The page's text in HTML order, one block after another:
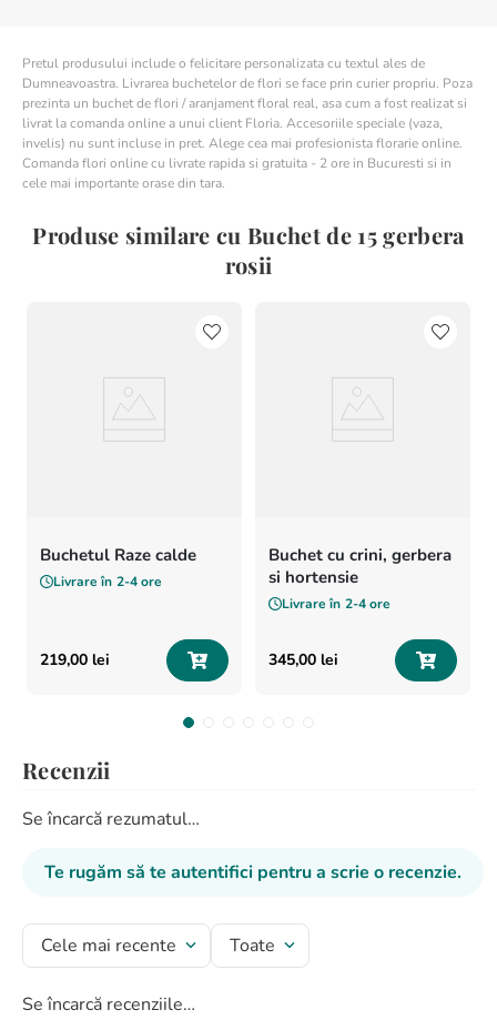
Pretul produsului include o felicitare personalizata cu textul ales de
Dumneavoastra. Livrarea buchetelor de flori se face prin curier propriu. Poza
prezinta un buchet de flori / aranjament floral real, asa cum a fost realizat si
livrat la comanda online a unui client Floria. Accesoriile speciale (vaza,
invelis) nu sunt incluse in pret. Alege cea mai profesionista florarie online.
Comanda flori online cu livrate rapida si gratuita - 2 ore in Bucuresti si in
cele mai importante orase din tara.
Produse similare cu Buchet de 15 gerbera
rosii
Buchetul Raze calde
Livrare în 2-4 ore
219,00 lei
Buchet cu crini, gerbera
si hortensie
Livrare în 2-4 ore
345,00 lei
Recenzii
Se încarcă rezumatul…
Te rugăm să te autentifici pentru a scrie o recenzie.
Cele mai recente Toate
Se încarcă recenziile…